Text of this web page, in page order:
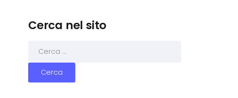
Cerca nel sito